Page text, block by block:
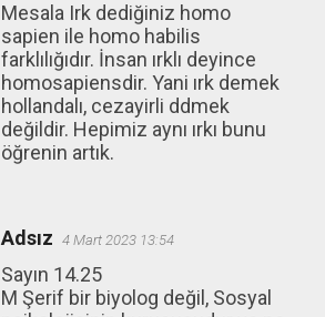
Mesala Irk dediğiniz homo
sapien ile homo habilis
farklılığıdır. İnsan ırklı deyince
homosapiensdir. Yani ırk demek
hollandalı, cezayirli ddmek
değildir. Hepimiz aynı ırkı bunu
öğrenin artık.
Adsız 4 Mart 2023 13:54
Sayın 14.25
M Şerif bir biyolog değil, Sosyal